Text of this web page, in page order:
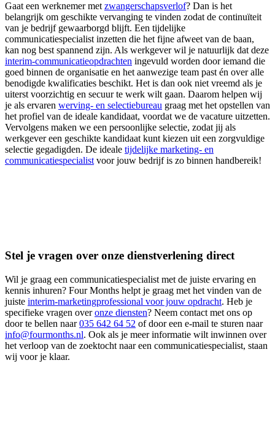
Gaat een werknemer met zwangerschapsverlof? Dan is het
belangrijk om geschikte vervanging te vinden zodat de continuïteit
van je bedrijf gewaarborgd blijft. Een tijdelijke
communicatiespecialist inzetten die het fijne afweet van de baan,
kan nog best spannend zijn. Als werkgever wil je natuurlijk dat deze
interim-communicatieopdrachten ingevuld worden door iemand die
goed binnen de organisatie en het aanwezige team past én over alle
benodigde kwalificaties beschikt. Het is dan ook niet vreemd als je
uiterst voorzichtig en secuur te werk wilt gaan. Daarom helpen wij
je als ervaren werving- en selectiebureau graag met het opstellen van
het profiel van de ideale kandidaat, voordat we de vacature uitzetten.
Vervolgens maken we een persoonlijke selectie, zodat jij als
werkgever een geschikte kandidaat kunt kiezen uit een zorgvuldige
selectie gegadigden. De ideale tijdelijke marketing- en
communicatiespecialist voor jouw bedrijf is zo binnen handbereik!
Stel je vragen over onze dienstverlening direct
Wil je graag een communicatiespecialist met de juiste ervaring en
kennis inhuren? Four Months helpt je graag met het vinden van de
juiste interim-marketingprofessional voor jouw opdracht. Heb je
specifieke vragen overonze diensten? Neem contact met ons op
door te bellen naar035 642 64 52 of door een e-mail te sturen naar
info@fourmonths.nl. Ook als je meer informatie wilt inwinnen over
het verloop van de zoektocht naar een communicatiespecialist, staan
wij voor je klaar.